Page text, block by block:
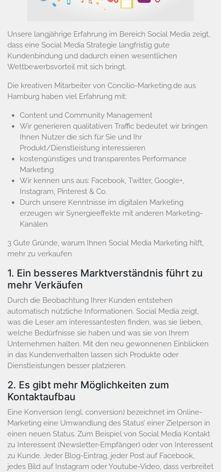
Unsere langjährige Erfahrung im Bereich Social Media zeigt,
dass eine Social Media Strategie langfristig gute
Kundenbindung und dadurch einen wesentlichen
Wettbewerbsvorteil mit sich bringt.
Die kreativen Mitarbeiter von Concilio-Marketing.de aus
Hamburg haben viel Erfahrung mit:
Content und Community Management
Wir generieren qualitativen Traffic bedeutet wir bringen
Ihnen Nutzer die sich für Sie und Ihr
Produkt/Dienstleistung interessieren
kostengünstiges und transparentes Performance
Marketing
Wir kennen uns aus: Facebook, Twitter, Google+,
Instagram, Pinterest & Co.
Durch unsere Kenntnisse im digitalen Marketing
erzeugen wir Synergieeffekte mit anderen Marketing-
Kanälen
3 Gute Gründe, warum Ihnen Social Media Marketing hilft,
mehr zu verkaufen
1. Ein besseres Marktverständnis führt zu
mehr Verkäufen
Durch die Beobachtung Ihrer Kunden entstehen
automatisch nützliche Informationen. Social Media zeigt,
was die Leser am interessantesten finden, was sie lieben,
welche Bedürfnisse sie haben und was sie von Ihrem
Unternehmen halten. Mit den neu gewonnenen Einblicken
in das Kundenverhalten lassen sich Produkte oder
Dienstleistungen besser platzieren.
2. Es gibt mehr Möglichkeiten zum
Kontaktaufbau
Eine Konversion (engl. conversion) bezeichnet im Online-
Marketing eine Umwandlung des Status’ einer Zielperson in
einen neuen Status. Zum Beispiel von Social Media Kontakt
zu Interessent (Newsletter-Empfänger) oder von Interessent
zu Kunde. Jeder Blog-Eintrag, jeder Post auf Facebook,
jedes Bild auf Instagram oder Youtube-Video, dass verbreitet